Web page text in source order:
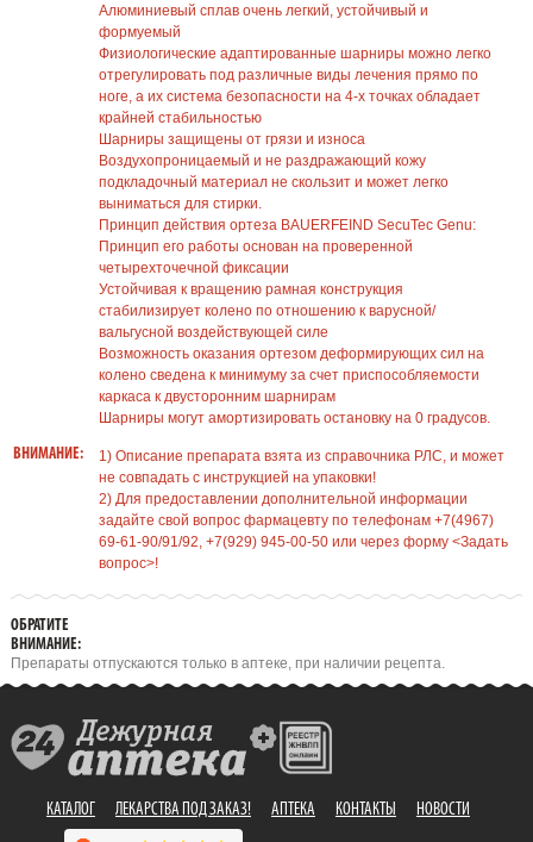
Алюминиевый сплав очень легкий, устойчивый и
формуемый
Физиологические адаптированные шарниры можно легко
отрегулировать под различные виды лечения прямо по
ноге, а их система безопасности на 4-х точках обладает
крайней стабильностью
Шарниры защищены от грязи и износа
Воздухопроницаемый и не раздражающий кожу
подкладочный материал не скользит и может легко
выниматься для стирки.
Принцип действия ортеза BAUERFEIND SecuTec Genu:
Принцип его работы основан на проверенной
четырехточечной фиксации
Устойчивая к вращению рамная конструкция
стабилизирует колено по отношению к варусной/
вальгусной воздействующей силе
Возможность оказания ортезом деформирующих сил на
колено сведена к минимуму за счет приспособляемости
каркаса к двусторонним шарнирам
Шарниры могут амортизировать остановку на 0 градусов.
ВНИМАНИЕ:
1) Описание препарата взята из справочника РЛС, и может
не совпадать с инструкцией на упаковки!
2) Для предоставлении дополнительной информации
задайте свой вопрос фармацевту по телефонам +7(4967)
69-61-90/91/92, +7(929) 945-00-50 или через форму <Задать
вопрос>!
ОБРАТИТЕ
ВНИМАНИЕ:
Препараты отпускаются только в аптеке, при наличии рецепта.
КАТАЛОГ ЛЕКАРСТВА ПОД ЗАКАЗ! АПТЕКА КОНТАКТЫ НОВОСТИ